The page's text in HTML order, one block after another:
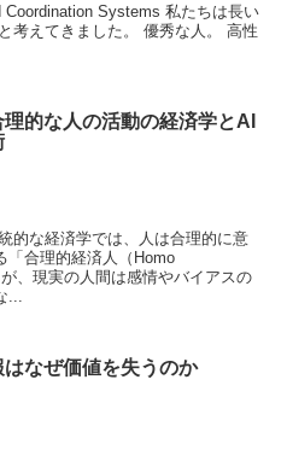
Systems 私たちは長い
考えてきました。 優秀な人。 高性
理的な人の活動の経済学とAI
的な経済学では、人は合理的に意
「合理的経済人（Homo
、現実の人間は感情やバイアスの
...
はなぜ価値を失うのか